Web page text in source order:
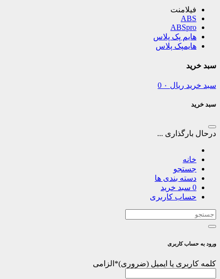
فیلامنت
ABS
ABSpro
هایم پک پلاس
هایمپک پلاس
سبد خرید
سبد خرید ریال 0
سبد خرید
درحال بارگذاری ...
خانه
جستجو
دسته بندی ها
0 سبد خرید
حساب کاربری
ورود به حساب کاربری
کلمه کاربری یا ایمیل * الزامی